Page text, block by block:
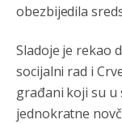
obezbijedila
Sladoje je rekao
socijalni rad i
građani koji su u
jednokratne